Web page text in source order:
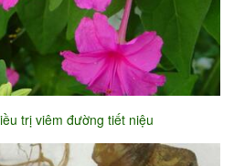
trị viêm đường tiết niệu